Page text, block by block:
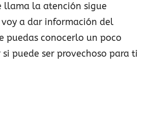
llama la atención sigue
a dar información del
puedas conocerlo un poco
puede ser provechoso para ti